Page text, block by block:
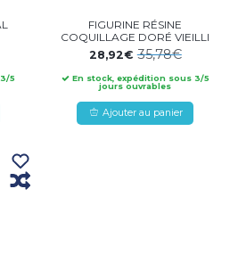
5
FIGURINE RÉSINE
COQUILLAGE DORÉ VIEILLI
28,92€35,78€
En stock, expédition sous 3/5
jours ouvrables
Ajouter au panier